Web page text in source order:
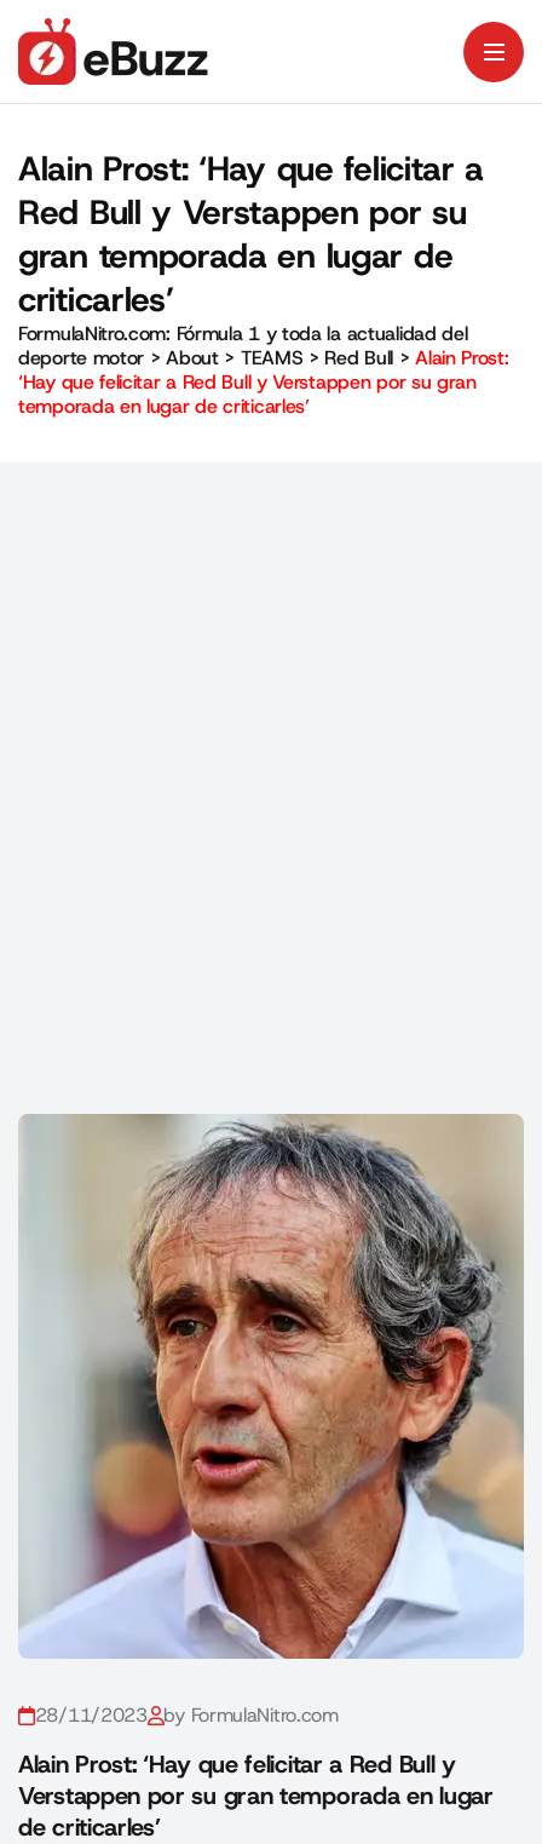
Alain Prost: ‘Hay que felicitar a
Red Bull y Verstappen por su
gran temporada en lugar de
criticarles’
FormulaNitro.com: Fórmula 1 y toda la actualidad del
deporte motor >About> TEAMS > Red Bull >Alain Prost:
‘Hay que felicitar a Red Bull y Verstappen por su gran
temporada en lugar de criticarles’
28/11/2023 by FormulaNitro.com
Alain Prost: ‘Hay que felicitar a Red Bull y
Verstappen por su gran temporada en lugar
de criticarles’